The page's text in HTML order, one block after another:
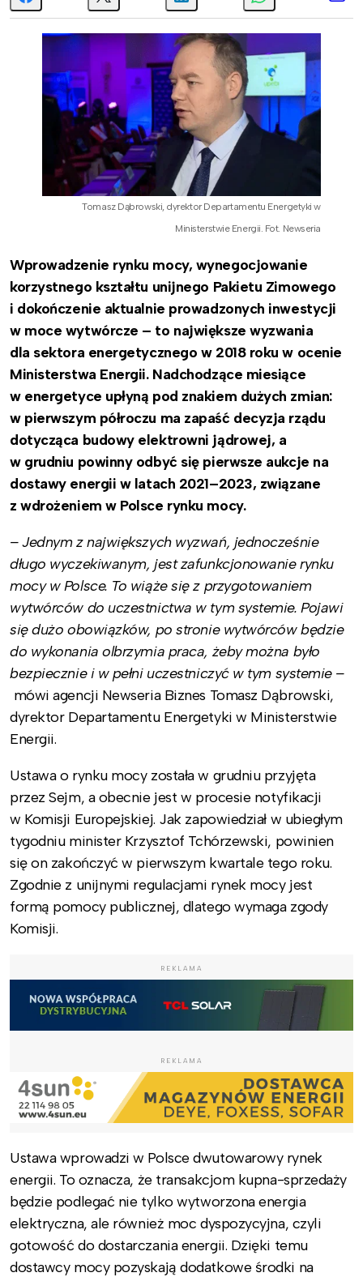
Tomasz Dąbrowski, dyrektor Departamentu Energetyki w
Ministerstwie Energii. Fot. Newseria
Wprowadzenie rynku mocy, wynegocjowanie
korzystnego kształtu unijnego Pakietu Zimowego
i dokończenie aktualnie prowadzonych inwestycji
w moce wytwórcze – to największe wyzwania
dla sektora energetycznego w 2018 roku w ocenie
Ministerstwa Energii. Nadchodzące miesiące
w energetyce upłyną pod znakiem dużych zmian:
w pierwszym półroczu ma zapaść decyzja rządu
dotycząca budowy elektrowni jądrowej, a
w grudniu powinny odbyć się pierwsze aukcje na
dostawy energii w latach 2021–2023, związane
z wdrożeniem w Polsce rynku mocy.
– Jednym z największych wyzwań, jednocześnie
długo wyczekiwanym, jest zafunkcjonowanie rynku
mocy w Polsce. To wiąże się z przygotowaniem
wytwórców do uczestnictwa w tym systemie. Pojawi
się dużo obowiązków, po stronie wytwórców będzie
do wykonania olbrzymia praca, żeby można było
bezpiecznie i w pełni uczestniczyć w tym systemie –
mówi agencji Newseria Biznes Tomasz Dąbrowski,
dyrektor Departamentu Energetyki w Ministerstwie
Energii.
Ustawa o rynku mocy została w grudniu przyjęta
przez Sejm, a obecnie jest w procesie notyfikacji
w Komisji Europejskiej. Jak zapowiedział w ubiegłym
tygodniu minister Krzysztof Tchórzewski, powinien
się on zakończyć w pierwszym kwartale tego roku.
Zgodnie z unijnymi regulacjami rynek mocy jest
formą pomocy publicznej, dlatego wymaga zgody
Komisji.
REKLAMA
REKLAMA
Ustawa wprowadzi w Polsce dwutowarowy rynek
energii. To oznacza, że transakcjom kupna-sprzedaży
będzie podlegać nie tylko wytworzona energia
elektryczna, ale również moc dyspozycyjna, czyli
gotowość do dostarczania energii. Dzięki temu
dostawcy mocy pozyskają dodatkowe środki na